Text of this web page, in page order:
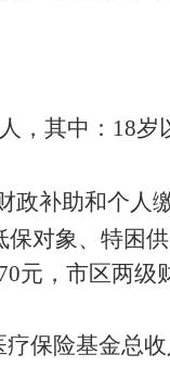
人，其中： 18岁
补助和个人
保对象、特困供
元，市区两级
保险基金总收